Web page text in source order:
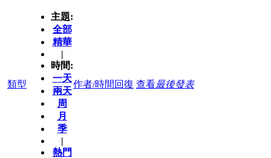
類型
主題:
全部
精華
|
時間:
一天
兩天
周
月
季
|
熱門
作者/時間 回復 查看最後發表